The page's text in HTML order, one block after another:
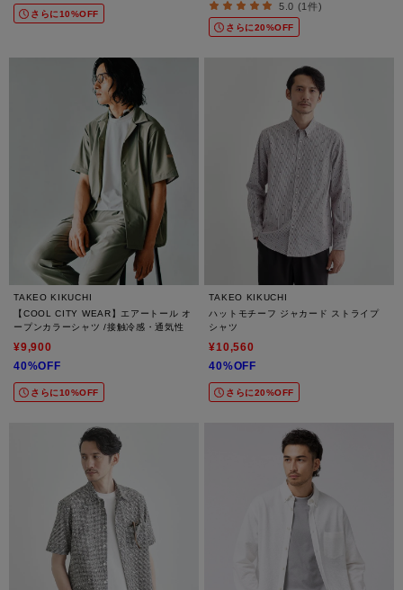
さらに10%OFF
5.0 (1件)
さらに20%OFF
TAKEO KIKUCHI
【COOL CITY WEAR】エアートール オ
ープンカラーシャツ /接触冷感・通気性
¥9,900
40%OFF
さらに10%OFF
TAKEO KIKUCHI
ハットモチーフ ジャカード ストライプ
シャツ
¥10,560
40%OFF
さらに20%OFF